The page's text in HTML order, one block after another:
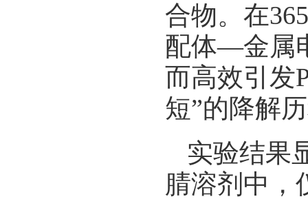
合物。在
配体—金属
而高效引发
短”的降解
实验结果
腈溶剂中，